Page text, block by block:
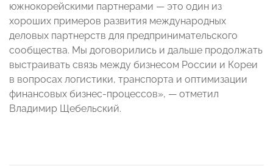
южнокорейскими партнерами — это один из
хороших примеров развития международных
деловых партнерств для предпринимательского
сообщества. Мы договорились и дальше продолжать
выстраивать связь между бизнесом России и Кореи
в вопросах логистики, транспорта и оптимизации
финансовых бизнес-процессов», — отметил
Владимир Щебельский.